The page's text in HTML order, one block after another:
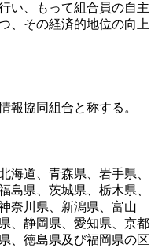
い、もって組合員の自主
、その経済的地位の向上
報協同組合と称する。
海道、青森県、岩手県、
島県、茨城県、栃木県、
奈川県、新潟県、富山
、静岡県、愛知県、京都
、徳島県及び福岡県の区